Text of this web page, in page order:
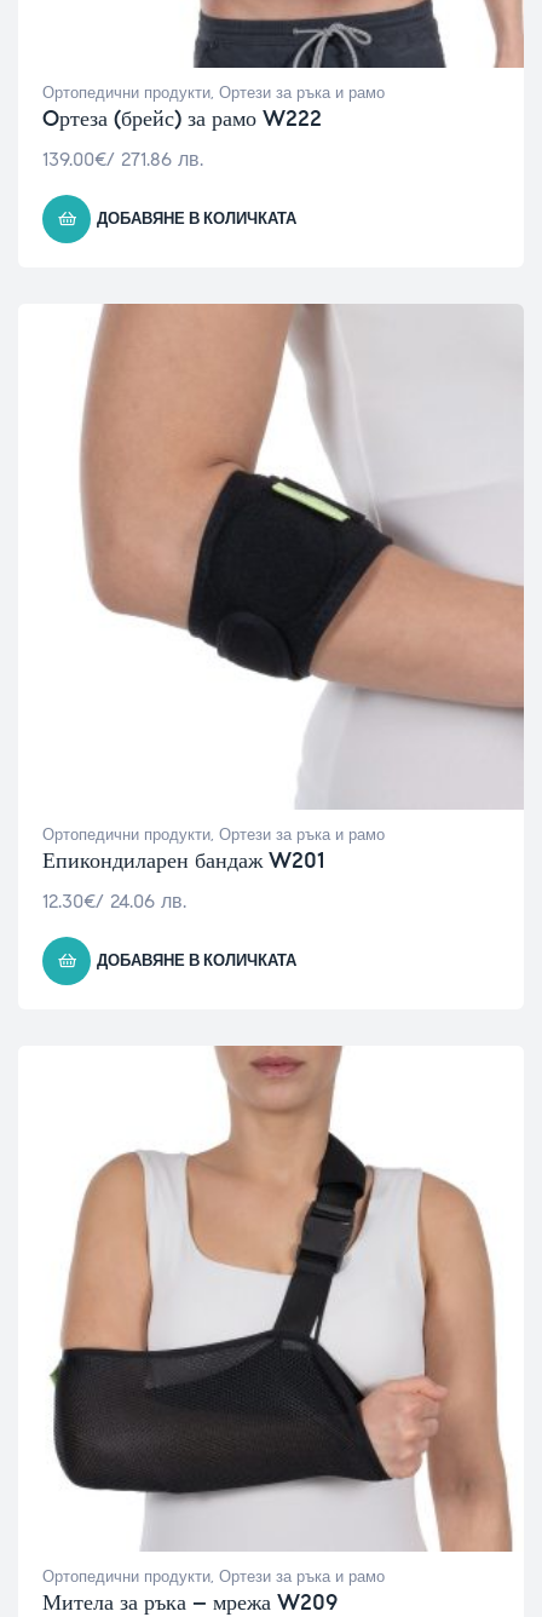
Ортопедични продукти, Ортези за ръка и рамо
Oртеза (брейс) за рамо W222
139.00€/ 271.86 лв.
ДОБАВЯНЕ В КОЛИЧКАТА
Ортопедични продукти, Ортези за ръка и рамо
Епикондиларен бандаж W201
12.30€/ 24.06 лв.
ДОБАВЯНЕ В КОЛИЧКАТА
Ортопедични продукти, Ортези за ръка и рамо
Митела за ръка – мрежа W209